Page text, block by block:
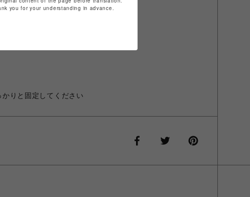
めのうえ、ご購入ください。
りと固定してください
you for your understanding in advance.